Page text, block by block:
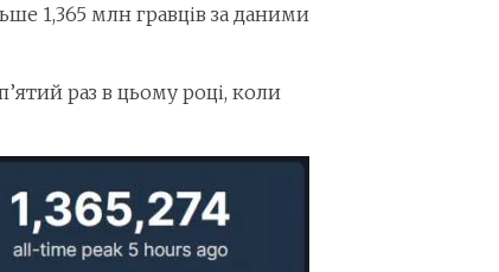
1,365 млн гравців за даними
раз в цьому році, коли